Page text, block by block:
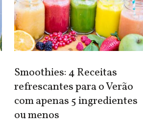
Smoothies: 4 Receitas
refrescantes para o Verão
com apenas 5 ingredientes
ou menos